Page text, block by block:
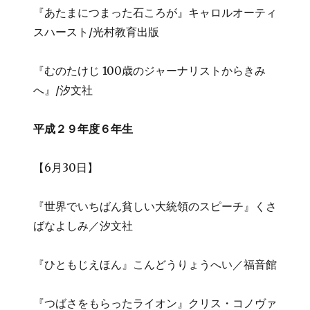
『あたまにつまった石ころが』キャロルオーティ
スハースト/光村教育出版
『むのたけじ 100歳のジャーナリストからきみ
へ』/汐文社
平成２９年度６年生
【6月30日】
『世界でいちばん貧しい大統領のスピーチ』くさ
ばなよしみ／汐文社
『ひともじえほん』こんどうりょうへい／福音館
『つばさをもらったライオン』クリス・コノヴァ